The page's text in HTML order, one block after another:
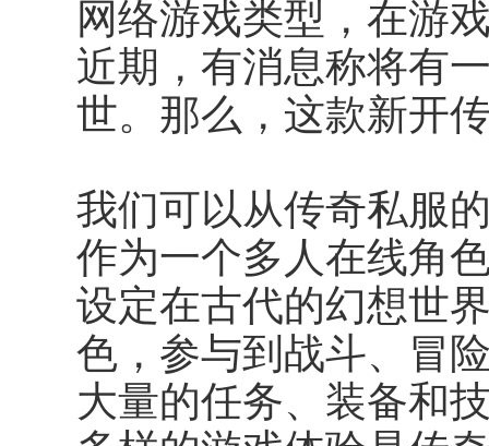
网络游戏类型，在游
近期，有消息称将有
世。那么，这款新开
我们可以从传奇私服
作为一个多人在线角
设定在古代的幻想世
色，参与到战斗、冒
大量的任务、装备和